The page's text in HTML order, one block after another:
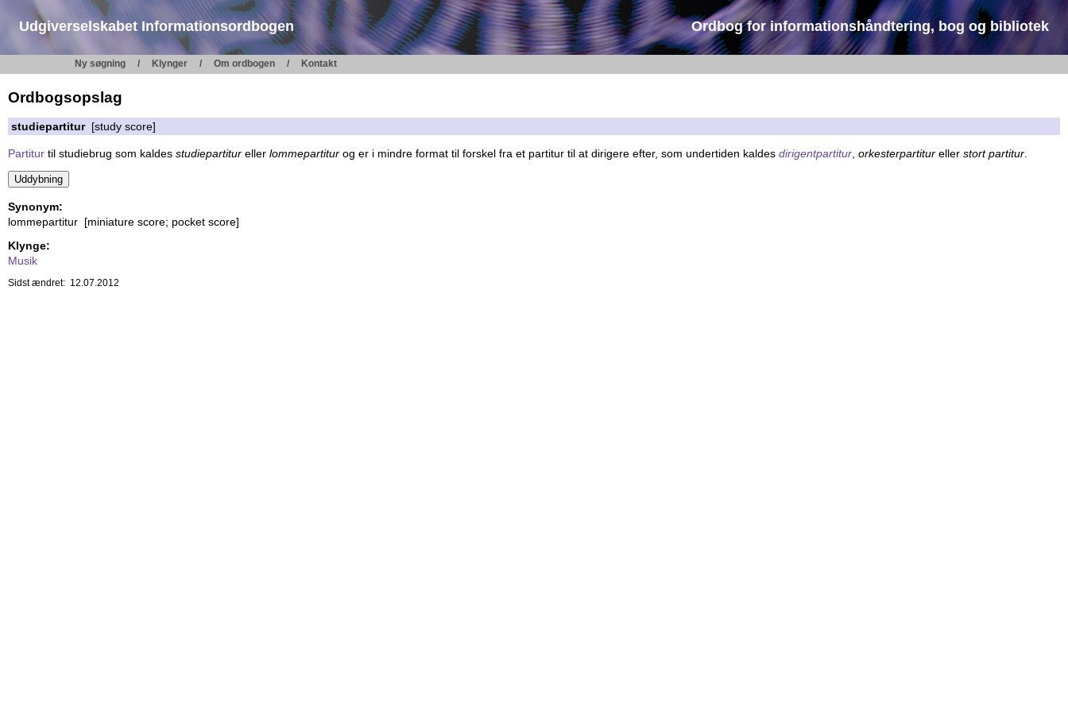
Udgiverselskabet Informationsordbogen Ordbog for informationshåndtering, bog og bibliotek
Ny søgning Klynger Om ordbogen Kontakt
Ordbogsopslag
studiepartitur[study score]
Partitur til studiebrug som kaldes studiepartitur eller lommepartitur og er i mindre format til forskel fra et partitur til at dirigere efter, som undertiden kaldes dirigentpartitur orkesterpartitur eller stort partitur
Synonym:
lommepartitur [miniature score; pocket score]
Klynge:
Musik
Sidst ændret: 12.07.2012